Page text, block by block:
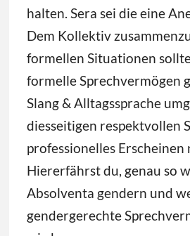
halten. Sera sei die eine
Dem Kollektiv
formellen Situationen
formelle Sprechvermögen
Slang & Alltagssprache
diesseitigen respektvollen
professionelles Erscheinen
Hiererfährst du, genau so
Absolventa gendern und
gendergerechte